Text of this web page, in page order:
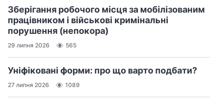
Зберігання робочого місця за мобілізованим
працівником і військові кримінальні
порушення (непокора)
29 липня 2026 565
Уніфіковані форми: про що варто подбати?
27 липня 2026 1089